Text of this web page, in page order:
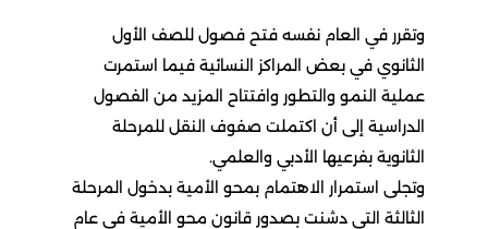
وتقرر في العام نفسه فتح فصول للصف الأول
الثانوي في بعض المراكز النسائية فيما استمرت
عملية النمو والتطور وافتتاح المزيد من الفصول
الدراسية إلى أن اكتملت صفوف النقل للمرحلة
الثانوية بفرعيها الأدبي والعلمي.
وتجلى استمرار الاهتمام بمحو الأمية بدخول المرحلة
الثالثة التي دشنت بصدور قانون محو الأمية في عام